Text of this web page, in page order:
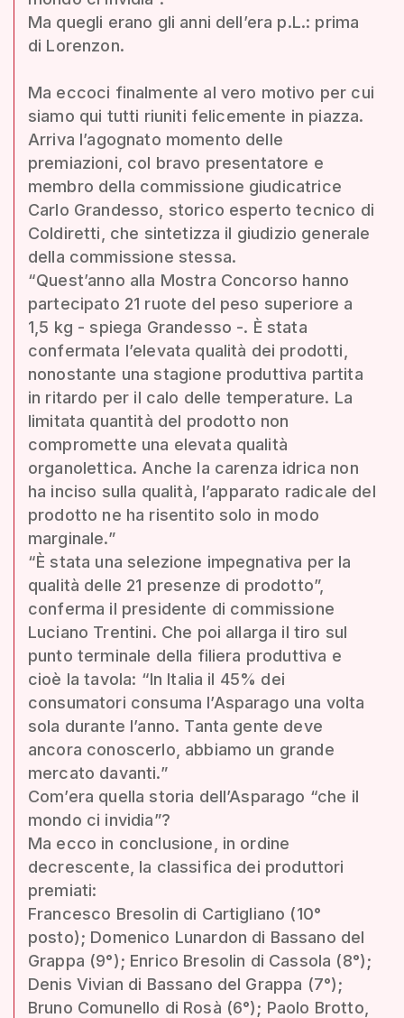
Ma quegli erano gli anni dell’era p.L.: prima
di Lorenzon.
Ma eccoci finalmente al vero motivo per cui
siamo qui tutti riuniti felicemente in piazza.
Arriva l’agognato momento delle
premiazioni, col bravo presentatore e
membro della commissione giudicatrice
Carlo Grandesso, storico esperto tecnico di
Coldiretti, che sintetizza il giudizio generale
della commissione stessa.
“Quest’anno alla Mostra Concorso hanno
partecipato 21 ruote del peso superiore a
1,5 kg - spiega Grandesso -. È stata
confermata l’elevata qualità dei prodotti,
nonostante una stagione produttiva partita
in ritardo per il calo delle temperature. La
limitata quantità del prodotto non
compromette una elevata qualità
organolettica. Anche la carenza idrica non
ha inciso sulla qualità, l’apparato radicale del
prodotto ne ha risentito solo in modo
marginale.”
“È stata una selezione impegnativa per la
qualità delle 21 presenze di prodotto”,
conferma il presidente di commissione
Luciano Trentini. Che poi allarga il tiro sul
punto terminale della filiera produttiva e
cioè la tavola: “In Italia il 45% dei
consumatori consuma l’Asparago una volta
sola durante l’anno. Tanta gente deve
ancora conoscerlo, abbiamo un grande
mercato davanti.”
Com’era quella storia dell’Asparago “che il
mondo ci invidia”?
Ma ecco in conclusione, in ordine
decrescente, la classifica dei produttori
premiati:
Francesco Bresolin di Cartigliano (10°
posto); Domenico Lunardon di Bassano del
Grappa (9°); Enrico Bresolin di Cassola (8°);
Denis Vivian di Bassano del Grappa (7°);
Bruno Comunello di Rosà (6°); Paolo Brotto,